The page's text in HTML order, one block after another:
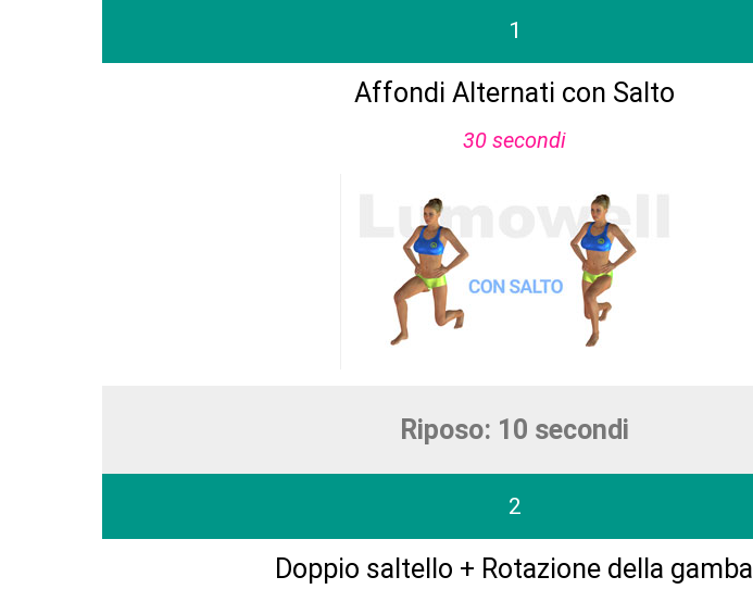
1
Affondi Alternati con Salto
30 secondi
Riposo: 10 secondi
2
Doppio saltello + Rotazione della gamba